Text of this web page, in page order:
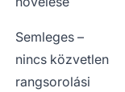
Semleges –
nincs közvetlen
rangsorolási